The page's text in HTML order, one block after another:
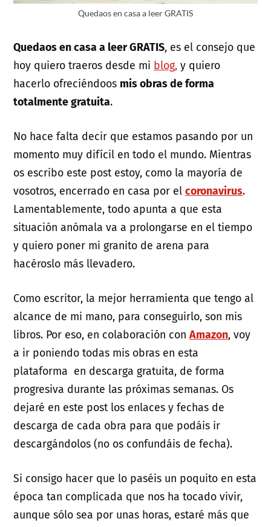
Quedaos en casa a leer GRATIS
Quedaos en casa a leer GRATIS, es el consejo que
hoy quiero traeros desde mi blog, y quiero
hacerlo ofreciéndoos mis obras de forma
totalmente gratuita.
No hace falta decir que estamos pasando por un
momento muy difícil en todo el mundo. Mientras
os escribo este post estoy, como la mayoría de
vosotros, encerrado en casa por elcoronavirus.
Lamentablemente, todo apunta a que esta
situación anómala va a prolongarse en el tiempo
y quiero poner mi granito de arena para
hacéroslo más llevadero.
Como escritor, la mejor herramienta que tengo al
alcance de mi mano, para conseguirlo, son mis
libros. Por eso, en colaboración conAmazon, voy
a ir poniendo todas mis obras en esta
plataforma en descarga gratuita, de forma
progresiva durante las próximas semanas. Os
dejaré en este post los enlaces y fechas de
descarga de cada obra para que podáis ir
descargándolos (no os confundáis de fecha).
Si consigo hacer que lo paséis un poquito en esta
época tan complicada que nos ha tocado vivir,
aunque sólo sea por unas horas, estaré más que